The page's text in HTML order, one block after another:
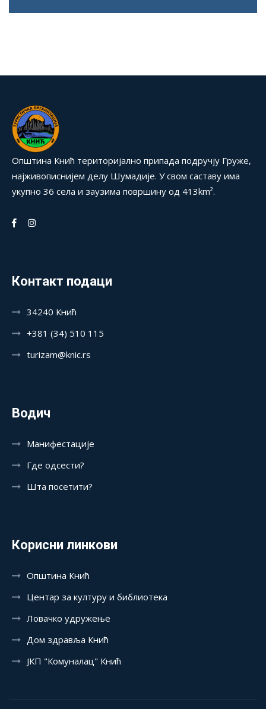
Општина Кнић територијално припада подручју Груже,
најживописнијем делу Шумадије. У свом саставу има
укупно 36 села и заузима површину од 413km².
Контакт подаци
34240 Кнић
+381 (34) 510 115
turizam@knic.rs
Водич
Манифестације
Где одсести?
Шта посетити?
Корисни линкови
Општина Кнић
Центар за културу и библиотека
Ловачко удружење
Дом здравља Кнић
ЈКП "Комуналац" Кнић